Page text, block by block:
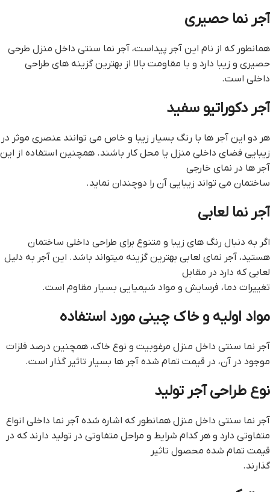
آجر نما حصیری
همانطور که از نام این آجر پیداست، آجر نما سنتی داخل منزل طرحی
حصیری و زیبا دارد و با مقاومت بالا از بهترین گزینه های طراحی
داخلی است.
آجر دکوراتیو سفید
هر دو این آجر ها با رنگ بسیار زیبا و خاص می توانند عنصری موثر در
زیبایی فضای داخلی منزل یا محل کار باشند. همچنین استفاده از این
آجر ها در نمای خارجی
ساختمان می تواند زیبایی آن را دوچندان نماید.
آجر نما لعابی
اگر به دنبال رنگ های زیبا و متنوع برای طراحی داخلی ساختمان
هستید، آجر نمای لعابی بهترین گزینه میتواند باشد. این آجر به دلیل
لعابی که دارد در مقابل
تغییرات دما، فرسایش و مواد شیمیایی بسیار مقاوم است.
مواد اولیه و خاک چینی مورد استفاده
آجر نما سنتی داخل منزل مرغوبیت و نوع خاک، همچنین درصد فلزات
موجود در آن، در قیمت تمام شده آجر ها بسیار تاثیر گذار است.
نوع طراحی آجر تولید
آجر نما سنتی داخل منزل همانطور که اشاره شده آجر نما داخلی انواع
متفاوتی دارد و هر کدام شرایط و مراحل متفاوتی در تولید دارند که در
قیمت تمام شده محصول تاثیر
گذارند.